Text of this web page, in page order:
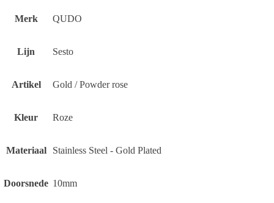
Merk QUDO
Lijn Sesto
Artikel Gold / Powder rose
Kleur Roze
Materiaal Stainless Steel - Gold Plated
Doorsnede 10mm